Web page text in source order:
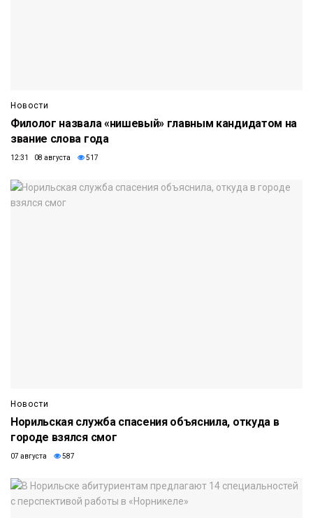
Новости
Филолог назвала «нишевый» главным кандидатом на
звание слова года
12:31 08 августа 517
Новости
Норильская служба спасения объяснила, откуда в
городе взялся смог
07 августа 587